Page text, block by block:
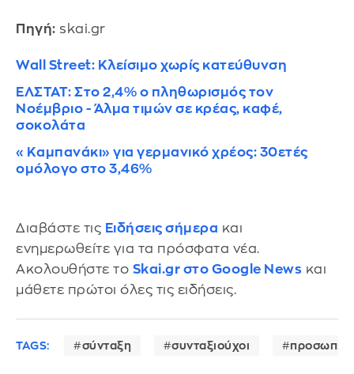
Πηγή: skai.gr
Wall Street: Κλείσιμο χωρίς κατεύθυνση
ΕΛΣΤΑΤ: Στο 2,4% ο πληθωρισμός τον
Νοέμβριο - Άλμα τιμών σε κρέας, καφέ,
σοκολάτα
«Καμπανάκι» για γερμανικό χρέος: 30ετές
ομόλογο στο 3,46%
Διαβάστε τις Ειδήσεις σήμερα και
ενημερωθείτε για τα πρόσφατα νέα.
Ακολουθήστε το Skai.gr στο Google News και
μάθετε πρώτοι όλες τις ειδήσεις.
TAGS: σύνταξη συνταξιούχοι